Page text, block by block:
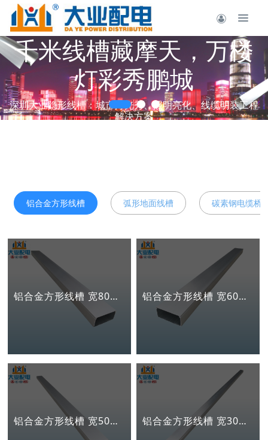
千米线槽藏摩天，万楼
灯彩秀鹏城
深圳大业隐形线槽：城市灯光秀、照明亮化、线缆明装工程
解决方案
铝合金方形线槽 弧形地面线槽 碳素钢电缆桥
铝合金方形线槽 宽80mm高40mm 铝合金方形线槽 宽60mm高30mm
铝合金方形线槽 宽50mm高25mm 铝合金方形线槽 宽30mm高20mm